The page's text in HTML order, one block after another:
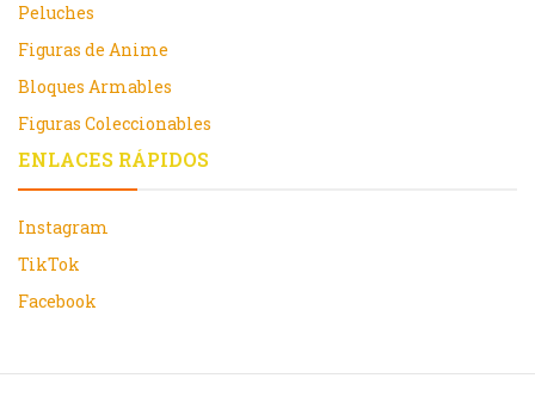
Peluches
Figuras de Anime
Bloques Armables
Figuras Coleccionables
ENLACES RÁPIDOS
Instagram
TikTok
Facebook